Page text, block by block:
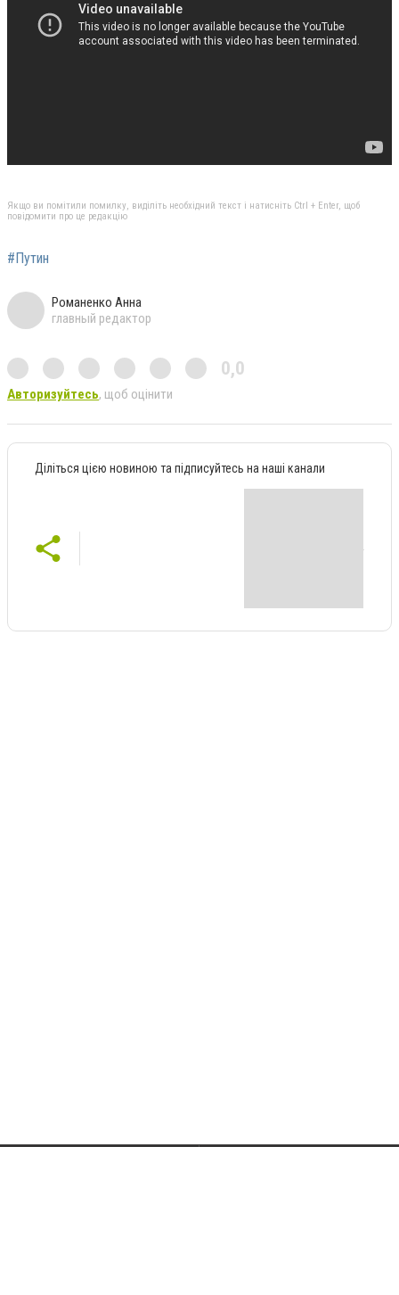
Якщо ви помітили помилку, виділіть необхідний текст і натисніть Ctrl + Enter, щоб
повідомити про це редакцію
#Путин
Романенко Анна
главный редактор
0,0
Авторизуйтесь, щоб оцінити
Діліться цією новиною та підписуйтесь на наші канали